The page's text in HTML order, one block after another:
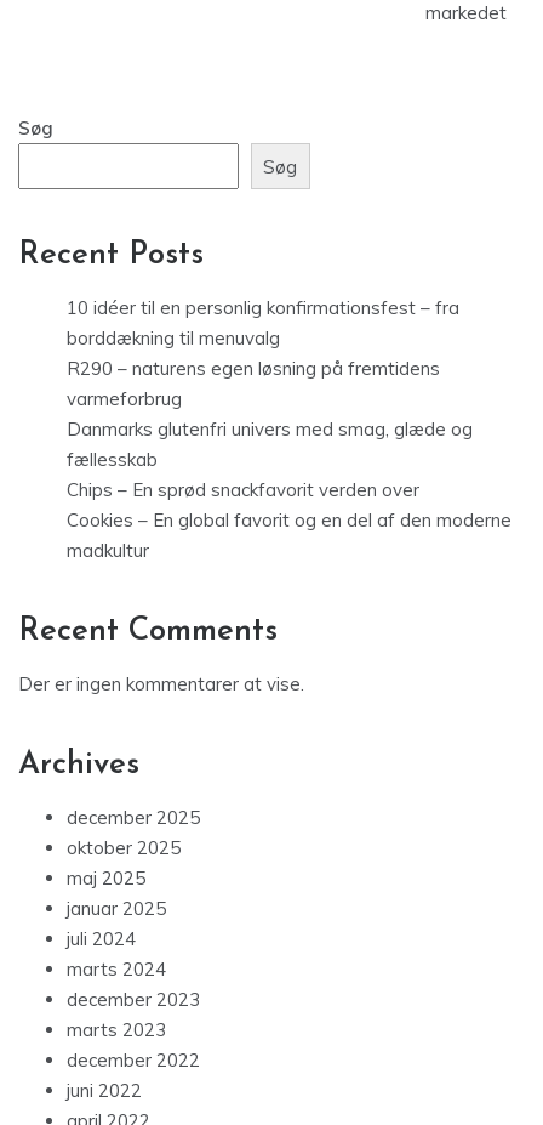
markedet
Søg
Søg
Recent Posts
10 idéer til en personlig konfirmationsfest – fra
borddækning til menuvalg
R290 – naturens egen løsning på fremtidens
varmeforbrug
Danmarks glutenfri univers med smag, glæde og
fællesskab
Chips – En sprød snackfavorit verden over
Cookies – En global favorit og en del af den moderne
madkultur
Recent Comments
Der er ingen kommentarer at vise.
Archives
december 2025
oktober 2025
maj 2025
januar 2025
juli 2024
marts 2024
december 2023
marts 2023
december 2022
juni 2022